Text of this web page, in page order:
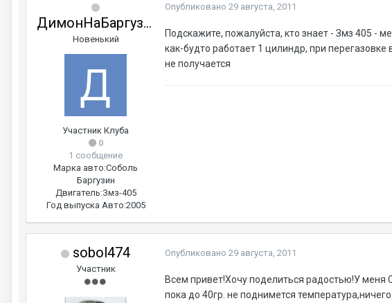
ДимонНаБаргузине
Новенький
Участник Клуба
0
1 сообщение
Марка авто:Соболь
Баргузин
Двигатель:Змз-405
Год выпуска Авто:2005
Опубликовано 29 августа, 2011
Подскажите, пожалуйста, кто знает - Змз 405 -
как-будто работает 1 цилиндр, при
не получается
sobol474
Участник
Опубликовано 29 августа, 2011
Всем привет!Хочу поделиться радостью!У меня
пока до 40гр. не поднимется